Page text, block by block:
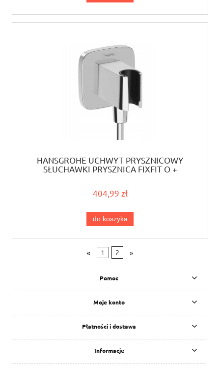
HANSGROHE UCHWYT PRYSZNICOWY
SŁUCHAWKI PRYSZNICA FIXFIT Q +
404,99 zł
do koszyka
« 1 2 »
Pomoc
Moje konto
Płatności i dostawa
Informacje